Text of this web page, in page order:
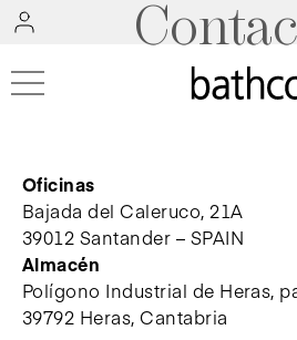
Oficinas
Bajada del Caleruco, 21A
39012 Santander – SPAIN
Almacén
Polígono Industrial de Heras,
39792 Heras, Cantabria